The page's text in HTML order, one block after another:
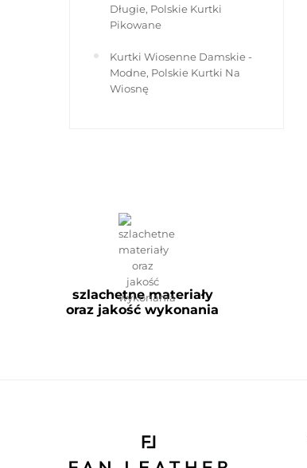
Długie, Polskie Kurtki
Pikowane
Kurtki Wiosenne Damskie -
Modne, Polskie Kurtki Na
Wiosnę
szlachetne materiały
oraz jakość wykonania